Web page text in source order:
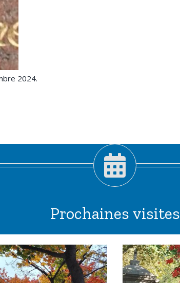
2024.
Prochaines visites